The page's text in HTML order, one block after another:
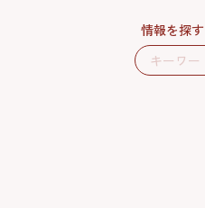
情報を探す